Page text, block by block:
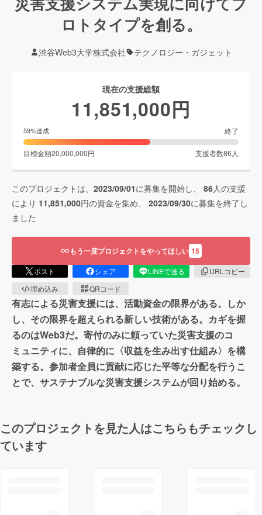
ロトタイプを創る。
渋谷Web3大学株式会社 テクノロジー・ガジェット
現在の支援総額
11,851,000円
59%達成 終了
目標金額20,000,000円 支援者数86 人
このプロジェクトは、 2023/09/01に募集を開始し、 86人の支援
により 11,851,000円の資金を集め、 2023/09/30に募集を終了し
ました
もう一度プロジェクトをやってほしい 15
ポスト シェア LINEで送る
URLコピー
埋め込み
QRコード
有志による災害支援には、活動資金の限界がある。しか
し、その限界を超えられる新しい技術がある。カギを握
るのはWeb3だ。寄付のみに頼っていた災害支援のコ
ミュニティに、自律的に〈収益を生み出す仕組み〉を構
築する。参加者全員に貢献に応じた平等な分配を行うこ
とで、サステナブルな災害支援システムが回り始める。
このプロジェクトを見た人はこちらもチェックし
ています